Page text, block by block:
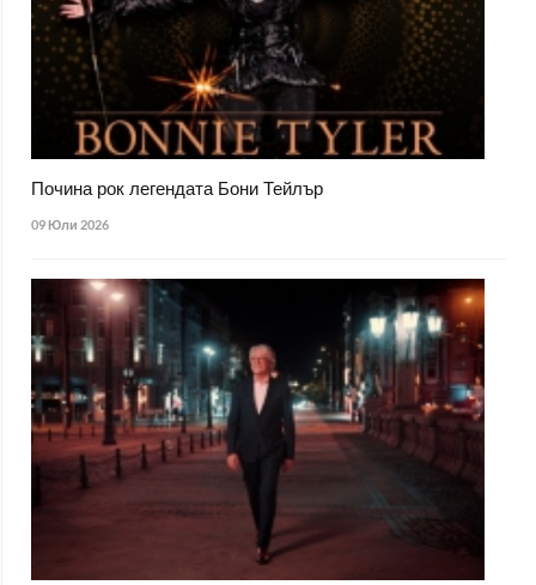
Почина рок легендата Бони Тейлър
09 Юли 2026